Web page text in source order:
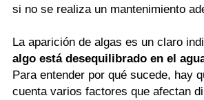
si no se realiza un mantenimiento
La aparición de algas es un claro
algo está desequilibrado en el
Para entender por qué sucede, hay
cuenta varios factores que afectan